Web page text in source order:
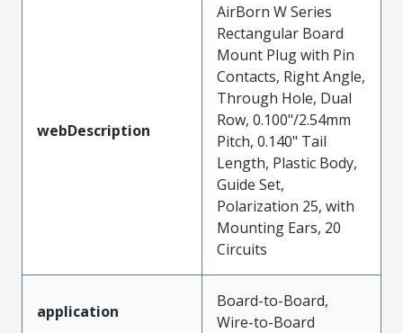
webDescription
AirBorn W Series
Rectangular Board
Mount Plug with Pin
Contacts, Right Angle,
Through Hole, Dual
Row, 0.100"/2.54mm
Pitch, 0.140" Tail
Length, Plastic Body,
Guide Set,
Polarization 25, with
Mounting Ears, 20
Circuits
application
Board-to-Board,
Wire-to-Board